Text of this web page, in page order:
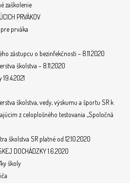
zaškolenie
PRVÁKOV
prváka
zástupcu o bezinfekčnosti – 8.11.2020
školstva – 8.11.2020
školstva, vedy, výskumu a športu SR k
z celoplošného testovania „Spoločná
školstva SR platné od 12.10.2020
DOCHÁDZKY 1.6.2020
školy